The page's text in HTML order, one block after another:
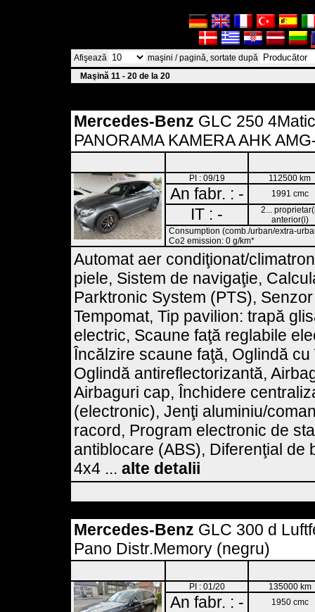
Afişează
maşini / pagină, sortate după
Maşină 11 - 20 de la 20
Mercedes-Benz GLC 250
PANORAMA KAMERA AHK
PI : 09/19 112500 km
An fabr. : - 1991 cmc
IT : -
2...
anterior(i)
Consumption (comb./urban/extra-
Co2 emission: 0 g/km*
Automat aer condiţionat/
piele, Sistem de navigaţie,
Parktronic System (PTS),
Tempomat, Tip pavilion: trapă
electric, Scaune faţă reglabile
Încălzire scaune faţă, Oglindă
Oglindă antireflectorizantă,
Airbaguri cap, Închidere
(electronic), Jenţi aluminiu/
racord, Program electronic de
antiblocare (ABS), Diferenţial de
4x4 ... alte detalii
Mercedes-Benz GLC 300 d
Pano Distr.Memory (negru)
PI : 01/20 135000 km
An fabr. : - 1950 cmc